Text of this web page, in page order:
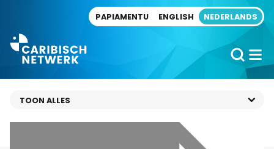
PAPIAMENTU ENGLISH NEDERLANDS